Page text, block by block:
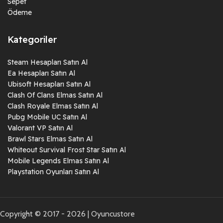
zaman zaman bundle satışları düzenleyerek, oyun severlere
büyük avantajlar sağlamaktadır. Bu fırsatları değerlendirerek, oyun
Son yıllarda popülerlik kazanan abonelik hizmetleri, oyun
dünyasında da yerini almış durumda. Xbox Game Pass,
PlayStation Now gibi abonelik hizmetleri, aylık belirli bir ücret
karşılığında yüzlerce oyuna erişim imkanı sunmaktadır.
OyuncuStore, bu tür abonelik hizmetleri için de zaman zaman
indirimler ve kampanyalar düzenlemektedir. Abonelik hizmetlerini
değerlendirerek hem yeni oyunlara erişebilir hem de bütçenizi
zorlamadan oyun keyfi yaşayabilirsiniz.
İkinci El ve Dijital Kodlar
sahip olmanın bir başka yoludur. OyuncuStore, güvenilir satıcılarla
iş birliği yaparak, ikinci el oyun ve dijital kod seçenekleri
Ödeme
Kategoriler
Steam Hesapları Satın Al
Ea Hesapları Satın Al
Ubisoft Hesapları Satın Al
Clash Of Clans Elmas Satın Al
Clash Royale Elmas Satın Al
Pubg Mobile UC Satın Al
Valorant VP Satın Al
Brawl Stars Elmas Satın Al
Whiteout Survival Frost Star Satın Al
Mobile Legends Elmas Satın Al
Playstation Oyunları Satın Al
Copyright © 2017 - 2026 | Oyuncustore